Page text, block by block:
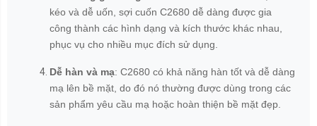
kéo và dễ uốn, sợi cuốn C2680 dễ dàng được gia
công thành các hình dạng và kích thước khác nhau,
phục vụ cho nhiều mục đích sử dụng.
Dễ hàn và mạ: C2680 có khả năng hàn tốt và dễ dàng
mạ lên bề mặt, do đó nó thường được dùng trong các
sản phẩm yêu cầu mạ hoặc hoàn thiện bề mặt đẹp.